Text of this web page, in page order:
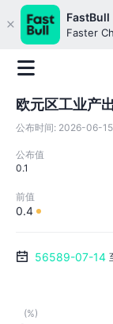
FastBull
Faster
欧元区工业产
公布时间: 2026-06-
公布值
0.1
前值
0.4
56589-07-14
(%)